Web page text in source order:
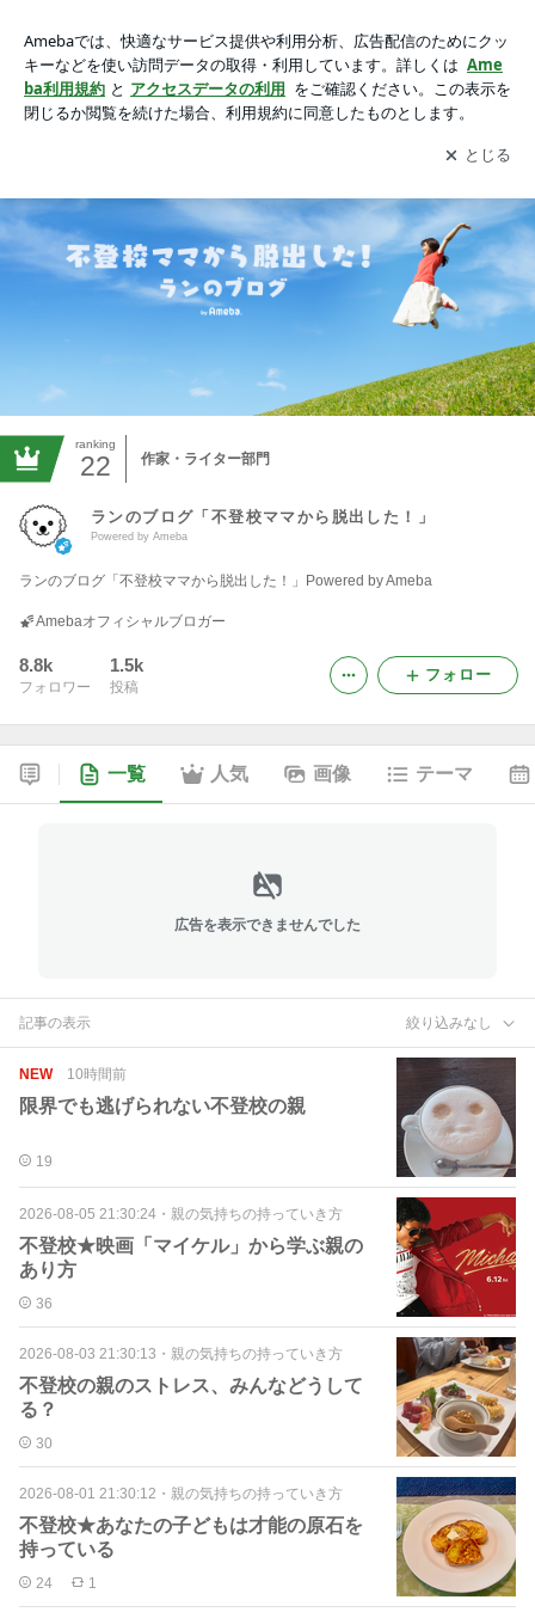
アプリをダウンロードして ブログの更新通知
を受け取りまし
ょう。
開く
ranking
22 作家・ライター部門
ランのブログ「不登校ママから脱出した！」
Powered by Ameba
ランのブログ「不登校ママから脱出した！」Powered by Ameba
Amebaオフィシャルブロガー
8.8k
フォロワー
1.5k
投稿
フォロー
一覧 人気 画像 テーマ
広告を表示できませんでした
記事の表示 絞り込みなし
NEW 10時間前
限界でも逃げられない不登校の親
19
2026-08-05 21:30:24 ・ 親の気持ちの持っていき方
不登校★映画「マイケル」から学ぶ親の
あり方
36
2026-08-03 21:30:13 ・ 親の気持ちの持っていき方
不登校の親のストレス、みんなどうして
る？
30
2026-08-01 21:30:12 ・ 親の気持ちの持っていき方
不登校★あなたの子どもは才能の原石を
持っている
24 1